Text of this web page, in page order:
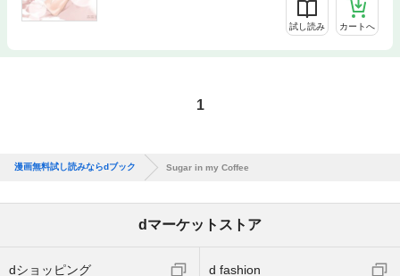
試し読み カートへ
1
漫画無料試し読みならdブック Sugar in my Coffee
dマーケットストア
dショッピング d fashion